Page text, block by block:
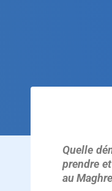
Quelle
prendre
au